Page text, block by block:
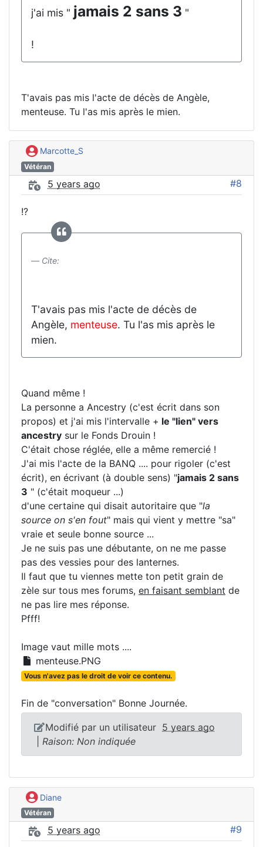
j'ai mis " jamais 2 sans 3 "
!
T'avais pas mis l'acte de décès de Angèle,
menteuse. Tu l'as mis après le mien.
Marcotte_S
Vétéran
5 years ago #8
!?
Cite:
T'avais pas mis l'acte de décès de
Angèle, menteuse. Tu l'as mis après le
mien.
Quand même !
La personne a Ancestry (c'est écrit dans son
propos) et j'ai mis l'intervalle + le "lien" vers
ancestry sur le Fonds Drouin !
C'était chose réglée, elle a même remercié !
J'ai mis l'acte de la BANQ .... pour rigoler (c'est
écrit), en écrivant (à double sens) "jamais 2 sans
3 " (c'était moqueur ...)
d'une certaine qui disait autoritaire que "la
source on s'en fout" mais qui vient y mettre "sa"
vraie et seule bonne source ...
Je ne suis pas une débutante, on ne me passe
pas des vessies pour des lanternes.
Il faut que tu viennes mette ton petit grain de
zèle sur tous mes forums, en faisant semblant de
ne pas lire mes réponse.
Pfff!
Image vaut mille mots ....
menteuse.PNG
Vous n'avez pas le droit de voir ce contenu.
Fin de "conversation" Bonne Journée.
Modifié par un utilisateur 5 years ago
Raison: Non indiquée
Diane
Vétéran
5 years ago #9